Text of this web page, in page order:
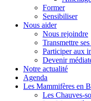
Former
Sensibiliser
Nous aider
Nous rejoindre
Transmettre
Participer aux
Devenir
Notre actualité
Agenda
Les Mammifères en
Les Chauves-